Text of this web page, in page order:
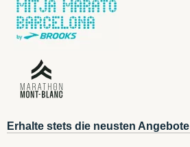
Erhalte stets die neusten Angebote